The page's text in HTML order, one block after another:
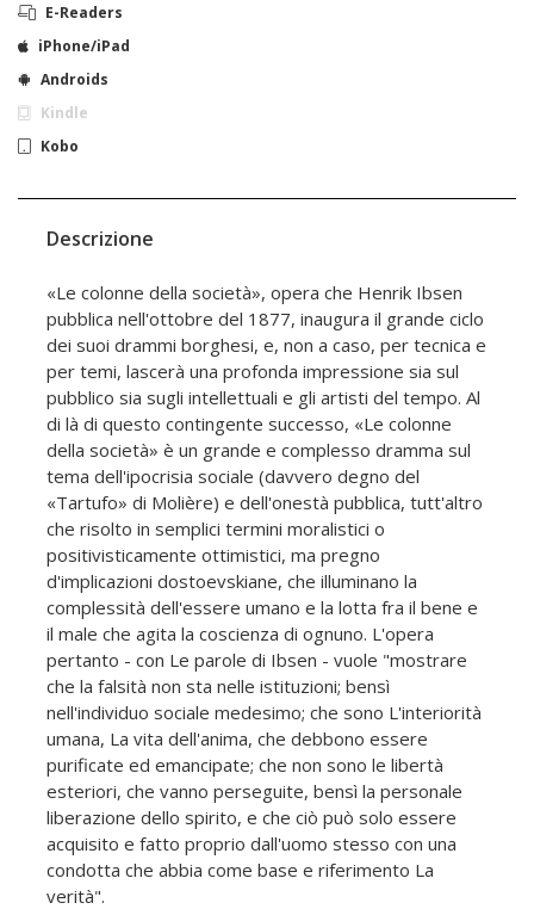
E-Readers
iPhone/iPad
Androids
Kindle
Kobo
Descrizione
«Le colonne della società», opera che Henrik Ibsen
pubblica nell'ottobre del 1877, inaugura il grande ciclo
dei suoi drammi borghesi, e, non a caso, per tecnica e
per temi, lascerà una profonda impressione sia sul
pubblico sia sugli intellettuali e gli artisti del tempo. Al
di là di questo contingente successo, «Le colonne
della società» è un grande e complesso dramma sul
tema dell'ipocrisia sociale (davvero degno del
«Tartufo» di Molière) e dell'onestà pubblica, tutt'altro
che risolto in semplici termini moralistici o
positivisticamente ottimistici, ma pregno
d'implicazioni dostoevskiane, che illuminano la
complessità dell'essere umano e la lotta fra il bene e
il male che agita la coscienza di ognuno. L'opera
pertanto - con Le parole di Ibsen - vuole "mostrare
che la falsità non sta nelle istituzioni; bensì
nell'individuo sociale medesimo; che sono L'interiorità
umana, La vita dell'anima, che debbono essere
purificate ed emancipate; che non sono le libertà
esteriori, che vanno perseguite, bensì la personale
liberazione dello spirito, e che ciò può solo essere
acquisito e fatto proprio dall'uomo stesso con una
condotta che abbia come base e riferimento La
verità".